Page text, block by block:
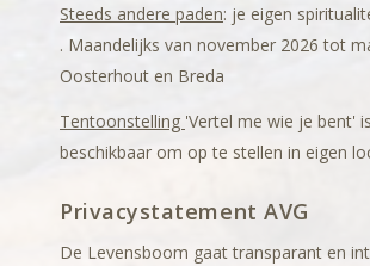
Steeds andere paden: je eigen
. Maandelijks van november 2026 tot
Oosterhout en Breda
Tentoonstelling 'Vertel me wie je bent'
beschikbaar om op te stellen in eigen
Privacystatement AVG
De Levensboom gaat transparant en